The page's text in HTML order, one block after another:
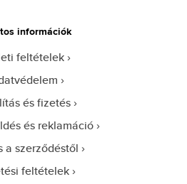
információk
feltételek
és fizetés
és reklamáció
a szerződéstől
feltételek